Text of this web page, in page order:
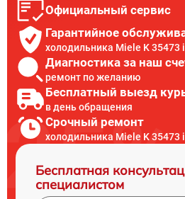
Официальный сервис
Гарантийное
холодильника Miele K 35473
Диагностика за наш
ремонт по желанию
Бесплатный выезд
в день обращения
Срочный ремонт
холодильника Miele K 35473
Бесплатная
специалистом